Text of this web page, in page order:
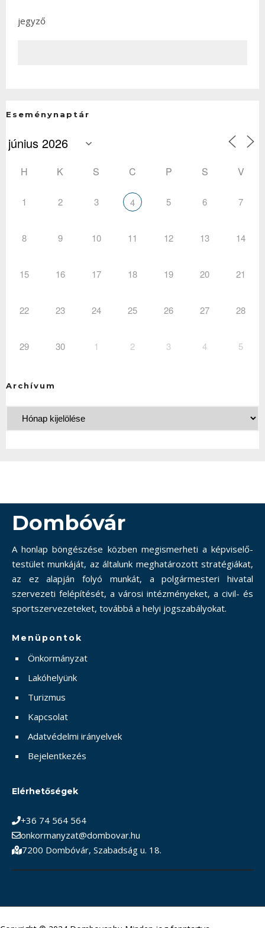
jegyző
Eseménynaptár
H K S C P S V
1 2 3 4 5 6 7
8 9 10 11 12 13 14
15 16 17 18 19 20 21
22 23 24 25 26 27 28
29 30 1 2 3 4 5
Archívum
Dombóvár
A honlap böngészése közben megismerheti a képviselő-
testület munkáját, az általunk meghatározott stratégiákat,
az ez alapján folyó munkát, a polgármesteri hivatal
szervezeti felépítését, a városi intézményeket, a civil- és
sportszervezeteket, továbbá a helyi jogszabályokat.
Menüpontok
Önkormányzat
Lakóhelyünk
Turizmus
Kapcsolat
Adatvédelmi irányelvek
Bejelentkezés
Elérhetőségek
+36 74 564 564
onkormanyzat@dombovar.hu
7200 Dombóvár, Szabadság u. 18.